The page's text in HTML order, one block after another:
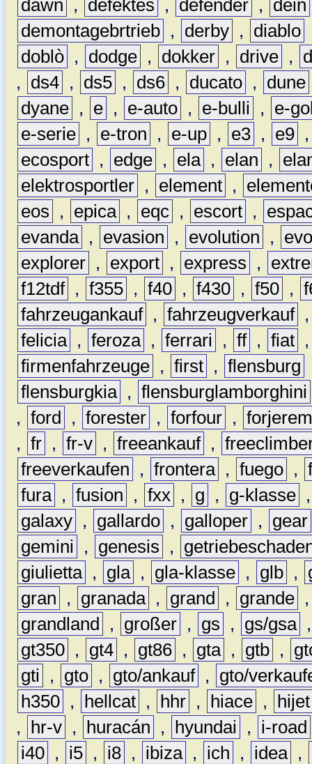
dawn , defektes , defender , dein
demontagebrtrieb , derby , diablo
doblò , dodge , dokker , drive ,
,
ds4 , ds5 , ds6 , ducato , dune
dyane , e , e-auto , e-bulli ,
e-
e-serie , e-tron , e-up , e3 , e9
ecosport , edge , ela , elan ,
elektrosportler , element ,
eos
, epica , eqc , escort ,
evanda , evasion , evolution ,
explorer , export , express ,
f12tdf , f355 , f40 , f430 , f50 ,
fahrzeugankauf , fahrzeugverkauf
felicia , feroza , ferrari , ff , fiat
firmenfahrzeuge , first , flensburg
flensburgkia , flensburglamborghini
, ford , forester , forfour ,
, fr , fr-v , freeankauf ,
freeverkaufen
, frontera , fuego ,
fura , fusion , fxx , g , g-klasse
galaxy , gallardo , galloper ,
gear
gemini
, genesis ,
giulietta , gla , gla-klasse , glb ,
gran
, granada , grand , grande
grandland
, großer , gs , gs/gsa
gt350 , gt4 , gt86 , gta , gtb ,
gti
, gto , gto/ankauf ,
gto/
h350 , hellcat , hhr , hiace ,
hijet
,
hr-v , huracán , hyundai ,
i-road
i40 , i5 , i8 , ibiza , ich , idea ,